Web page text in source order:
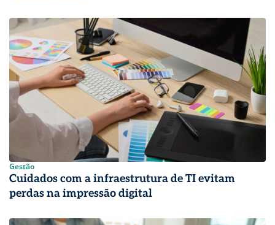
Gestão
Cuidados com a infraestrutura de TI evitam
perdas na impressão digital